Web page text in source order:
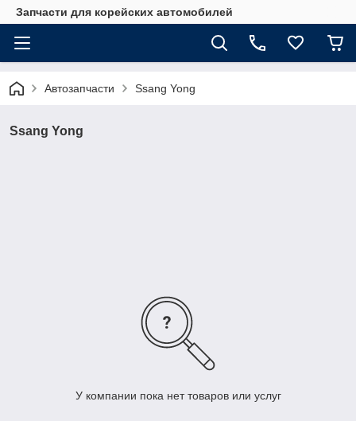
Запчасти для корейских автомобилей
Автозапчасти Ssang Yong
Ssang Yong
У компании пока нет товаров или услуг